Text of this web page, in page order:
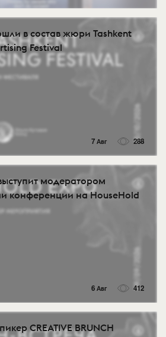
в состав жюри Tashkent
Festival
7 Авг 288
модератором
конференции на HouseHold
6 Авг 412
CREATIVE BRUNCH